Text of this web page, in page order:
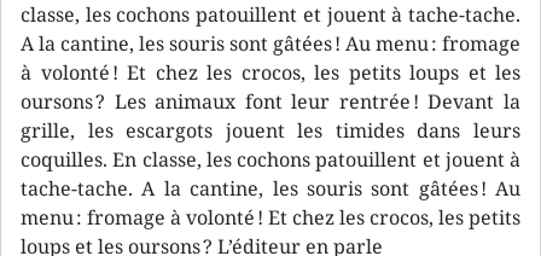
classe, les cochons patouillent et jouent à tache-tache.
A la cantine, les souris sont gâtées ! Au menu : fromage
à volonté ! Et chez les crocos, les petits loups et les
oursons ? Les animaux font leur rentrée ! Devant la
grille, les escargots jouent les timides dans leurs
coquilles. En classe, les cochons patouillent et jouent à
tache-tache. A la cantine, les souris sont gâtées ! Au
menu : fromage à volonté ! Et chez les crocos, les petits
loups et les oursons ? L’éditeur en parle